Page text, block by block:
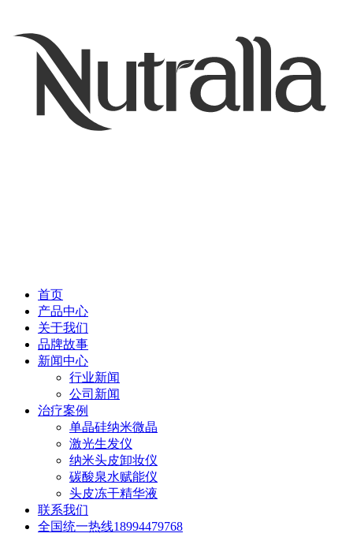
首页
产品中心
关于我们
品牌故事
新闻中心
行业新闻
公司新闻
治疗案例
单晶硅纳米微晶
激光生发仪
纳米头皮卸妆仪
碳酸泉水赋能仪
头皮冻干精华液
联系我们
全国统一热线18994479768